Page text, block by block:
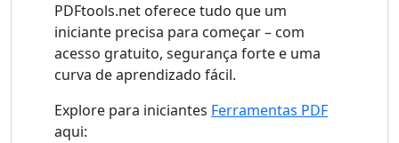
PDFtools.net oferece tudo que um
iniciante precisa para começar – com
acesso gratuito, segurança forte e uma
curva de aprendizado fácil.
Explore para iniciantes Ferramentas PDF
aqui: